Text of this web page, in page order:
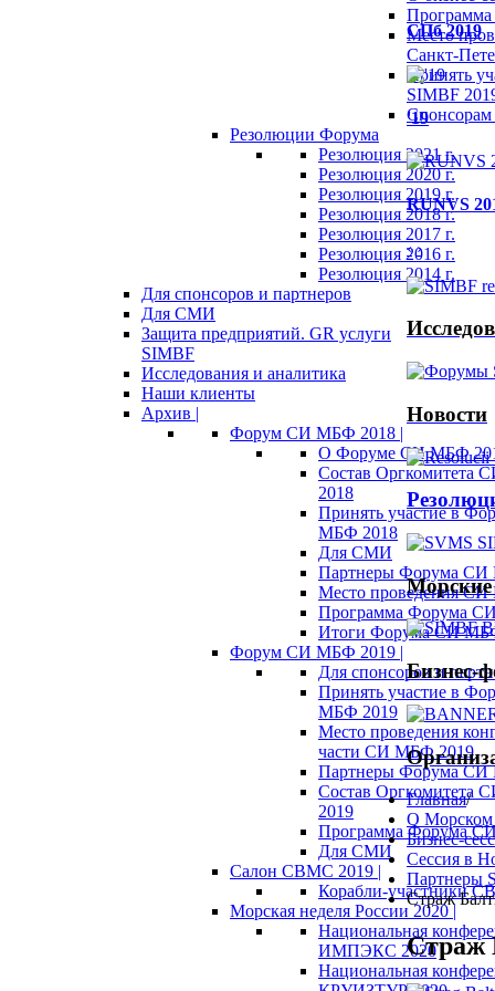
Программа
Место
Санкт-
Принять
SIMBF
Спонсорам
Резолюции Форума
Резолюция 2021 г.
Резолюция 2020 г.
Резолюция 2019 г.
Резолюция 2018 г.
Резолюция 2017 г.
Резолюция 2016 г.
Резолюция 2014 г.
Для спонсоров и партнеров
Для СМИ
Защита предприятий. GR услуги
SIMBF
Исследования и аналитика
Наши клиенты
Архив |
Форум СИ МБФ 2018 |
О Форуме СИ МБФ
Состав Оргкомитета
2018
Принять участие в
МБФ 2018
Для СМИ
Партнеры Форума
Место проведения
Программа Форума
Итоги Форума СИ
Форум СИ МБФ 2019 |
Для спонсоров и
Принять участие в
МБФ 2019
Место проведения
части СИ МБФ 2019
Партнеры Форума
Состав Оргкомитета
2019
Программа Форума
Для СМИ
Салон СВМС 2019 |
Корабли-участники
Морская неделя России 2020 |
Национальная
ИМПЭКС 2020
Национальная
СПб 2019
'19
RUNVS
‹ ›
Новости
Бизнес-
Главная/
О
Бизнес-
Сессия в
Партнеры
Страж
Страж